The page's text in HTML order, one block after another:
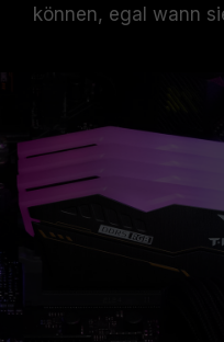
können, egal wann